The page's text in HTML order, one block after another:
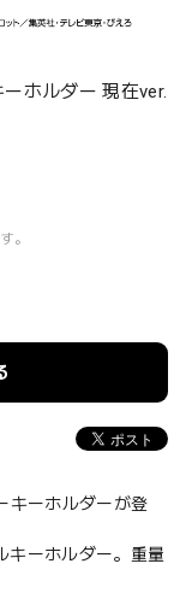
ホルダー 現在ver.
。
キーホルダーが登
キーホルダー。重量